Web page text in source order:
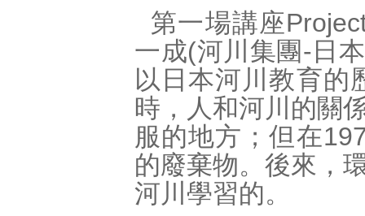
第一場講座
一成(河川集團-日
以日本河川教育的
時，人和河川的關
服的地方；但在
的廢棄物。後來，
河川學習的。